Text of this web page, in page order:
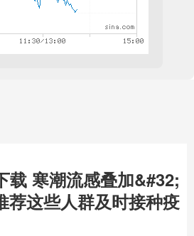
载 寒潮流感叠加&#32;
荐这些人群及时接种疫